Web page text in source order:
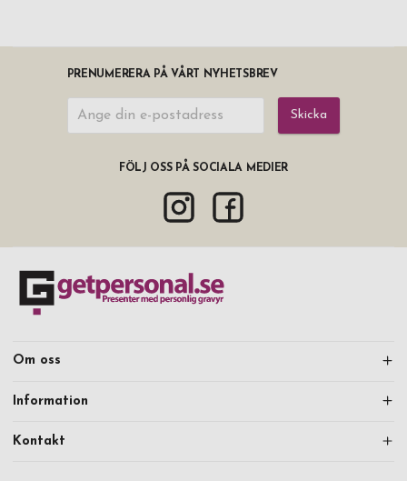
PRENUMERERA PÅ VÅRT NYHETSBREV
Skicka
FÖLJ OSS PÅ SOCIALA MEDIER
Om oss
Information
Kontakt